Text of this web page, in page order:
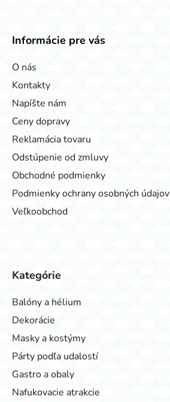
Informácie pre vás
O nás
Kontakty
Napíšte nám
Ceny dopravy
Reklamácia tovaru
Odstúpenie od zmluvy
Obchodné podmienky
Podmienky ochrany osobných údajov
Veľkoobchod
Kategórie
Balóny a hélium
Dekorácie
Masky a kostýmy
Párty podľa udalostí
Gastro a obaly
Nafukovacie atrakcie